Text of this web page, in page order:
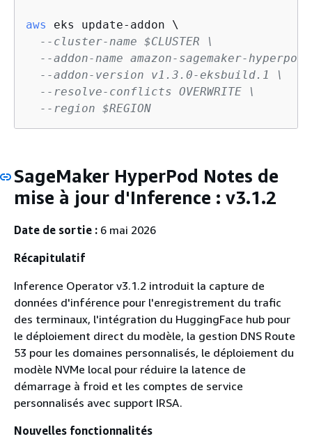
aws
eks update-addon \
--cluster-name $CLUSTER \
--addon-name amazon-sagemaker-
--addon-version v1.3.0-eksbuild.1 \
--resolve-conflicts OVERWRITE \
--region $REGION
SageMaker HyperPod Notes de
mise à jour d'Inference : v3.1.2
Date de sortie : 6 mai 2026
Récapitulatif
Inference Operator v3.1.2 introduit la capture de
données d'inférence pour l'enregistrement du trafic
des terminaux, l'intégration du HuggingFace hub pour
le déploiement direct du modèle, la gestion DNS Route
53 pour les domaines personnalisés, le déploiement du
modèle NVMe local pour réduire la latence de
démarrage à froid et les comptes de service
personnalisés avec support IRSA.
Nouvelles fonctionnalités